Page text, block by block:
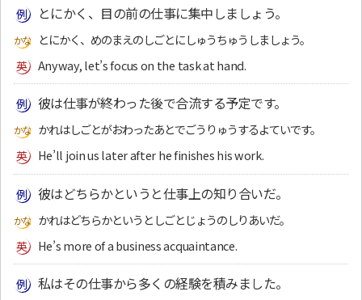
とにかく、目の前の仕事に集中しましょう。
とにかく、めのまえのしごとにしゅうちゅうしましょう。
Anyway, let’s focus on the task at hand.
彼は仕事が終わった後で合流する予定です。
かれはしごとがおわったあとでごうりゅうするよていです。
He’ll join us later after he finishes his work.
彼はどちらかというと仕事上の知り合いだ。
かれはどちらかというとしごとじょうのしりあいだ。
He’s more of a business acquaintance.
私はその仕事から多くの経験を積みました。